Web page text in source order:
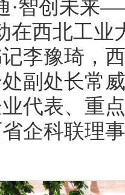
·智创未来
在西北工
李豫琦，
副处长常
代表、重
企科联理